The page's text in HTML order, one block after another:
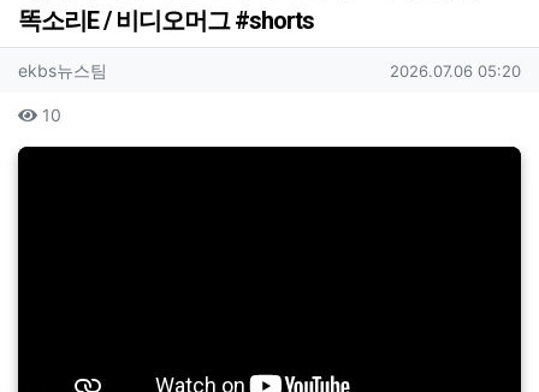
똑소리E / 비디오머그 #shorts
작성자 정보
ekbs뉴스팀 작성일
2026.07.06 05:20
컨텐츠 정보
10
본문